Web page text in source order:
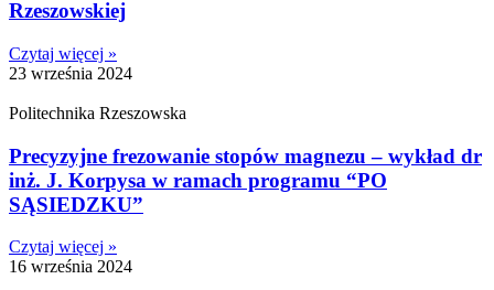
Rzeszowskiej
Czytaj więcej »
23 września 2024
Politechnika Rzeszowska
Precyzyjne frezowanie stopów magnezu – wykład dr
inż. J. Korpysa w ramach programu “PO
SĄSIEDZKU”
Czytaj więcej »
16 września 2024